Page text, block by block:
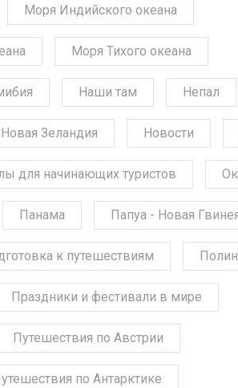
Моря Индийского океана
Моря Тихого океана
Наши там Непал
Новая Зеландия Новости
для начинающих туристов
Панама Папуа - Новая
к путешествиям
Праздники и фестивали в мире
Путешествия по Австрии
по Антарктике